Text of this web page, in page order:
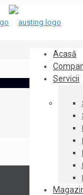
Acasă
Servicii